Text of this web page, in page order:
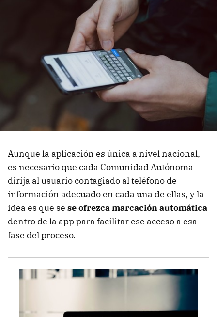
Aunque la aplicación es única a nivel nacional,
es necesario que cada Comunidad Autónoma
dirija al usuario contagiado al teléfono de
información adecuado en cada una de ellas, y la
idea es que se se ofrezca marcación automática
dentro de la app para facilitar ese acceso a esa
fase del proceso.